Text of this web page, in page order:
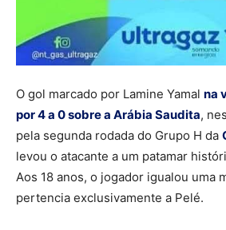
O gol marcado por Lamine Yamal na
por 4 a 0 sobre a Arábia Saudita,
pela segunda rodada do Grupo H da
levou o atacante a um patamar
Aos 18 anos, o jogador igualou uma
pertencia exclusivamente a Pelé.